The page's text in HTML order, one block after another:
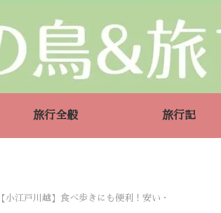
旅行全般 旅行記
【小江戸川越】食べ歩きにも便利！安い・